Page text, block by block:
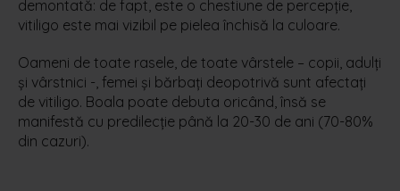
demontată: de fapt, este o chestiune de percepție,
vitiligo este mai vizibil pe pielea închisă la culoare.
Oameni de toate rasele, de toate vârstele – copii, adulți
și vârstnici -, femei și bărbați deopotrivă sunt afectați
de vitiligo. Boala poate debuta oricând, însă se
manifestă cu predilecție până la 20-30 de ani (70-80%
din cazuri).